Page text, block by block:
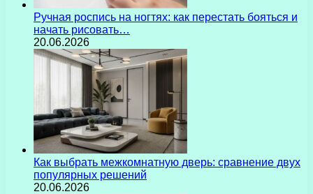
Ручная роспись на ногтях: как перестать бояться и
начать рисовать…
20.06.2026
Как выбрать межкомнатную дверь: сравнение двух
популярных решений
20.06.2026